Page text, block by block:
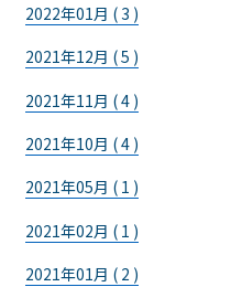
2022年01月 ( 3 )
2021年12月 ( 5 )
2021年11月 ( 4 )
2021年10月 ( 4 )
2021年05月 ( 1 )
2021年02月 ( 1 )
2021年01月 ( 2 )